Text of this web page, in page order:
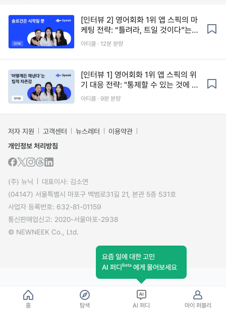
[인터뷰 2] 영어회화 1위 앱 스픽의 마
케팅 전략: “틀려라, 트일 것이다”는
어떻게 전략이 됐나
아티클 · 12분 분량
[인터뷰 1] 영어회화 1위 앱 스픽의 위
기 대응 전략: "통제할 수 있는 것에 집
중하자"
아티클 · 9분 분량
저자 지원 고객센터 뉴스레터
이용약관
개인정보 처리방침
(주) 뉴닉
대표이사: 김소연
(04147) 서울특별시 마포구 백범로31길 21, 본관 5층 531호
사업자 등록번호: 632-81-01159
통신판매업신고: 2020-서울마포-2938
© NEWNEEK Co., Ltd.
홈 탐색
요즘 일에 대한 고민
AI 퍼디Beta 에게 물어보세요
AI 퍼디 마이 퍼블리